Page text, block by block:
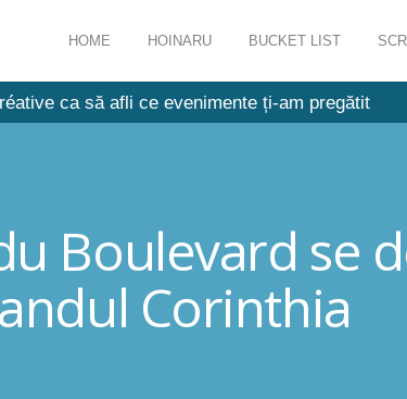
HOME HOINARU BUCKET LIST
ca să afli ce evenimente ți-am pregătit
Boulevard se
Corinthia